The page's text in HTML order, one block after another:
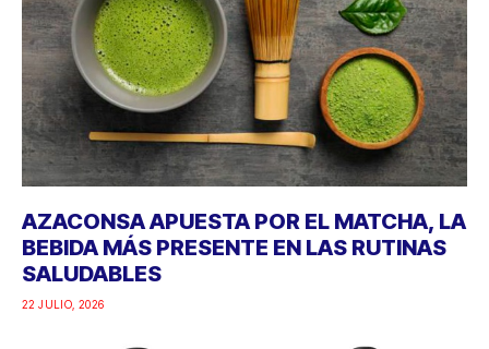
AZACONSA APUESTA POR EL MATCHA, LA
BEBIDA MÁS PRESENTE EN LAS RUTINAS
SALUDABLES
22 JULIO, 2026